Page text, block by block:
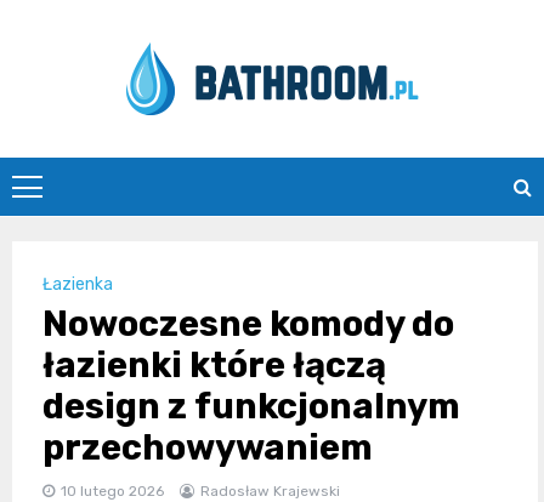
Bathroom.pl
Łazienka
Nowoczesne komody do
łazienki które łączą
design z funkcjonalnym
przechowywaniem
10 lutego 2026 Radosław Krajewski